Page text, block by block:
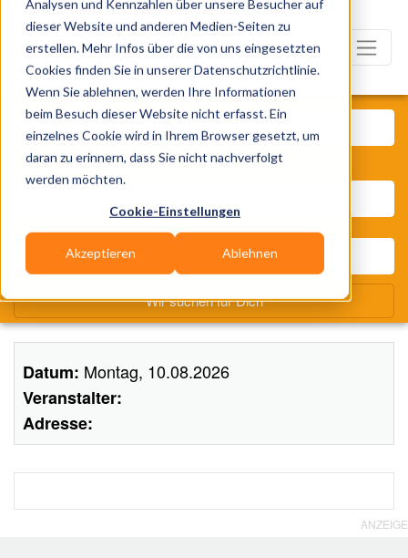
Analysen und Kennzahlen über unsere Besucher auf
dieser Website und anderen Medien-Seiten zu
erstellen. Mehr Infos über die von uns eingesetzten
Cookies finden Sie in unserer Datenschutzrichtlinie.
Wenn Sie ablehnen, werden Ihre Informationen
beim Besuch dieser Website nicht erfasst. Ein
einzelnes Cookie wird in Ihrem Browser gesetzt, um
daran zu erinnern, dass Sie nicht nachverfolgt
werden möchten.
Cookie-Einstellungen
Akzeptieren Ablehnen
Datum: Montag, 10.08.2026
Veranstalter:
Adresse:
Was? Künstler, Zelte,
Wir suchen für Dich
ANZEIGE